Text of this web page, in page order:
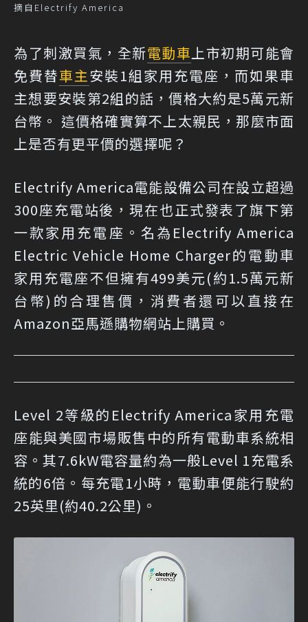
摘自Electrify America
為了刺激買氣，全新電動車上市初期可能會
免費替車主安裝1組家用充電座，而如果車
主想要安裝第2組的話，價格大約是5萬元新
台幣。 這價格確實算不上太親民，那麼市面
上是否有更平價的選擇呢？
Electrify America電能設備公司在設立超過
300座充電站後，現在也正式發表了旗下第
一款家用充電座。名為Electrify America
Electric Vehicle Home Charger的電動車
家用充電座不但擁有499美元(約1.5萬元新
台幣)的合理售價，消費者還可以直接在
Amazon亞馬遜購物網站上購買。
Level 2等級的Electrify America家用充電
座能與美國市場販售中的所有電動車系統相
容。其7.6kW電容量約為一般Level 1充電系
統的6倍。每充電1小時，電動車便能行駛約
25英里(約40.2公里)。